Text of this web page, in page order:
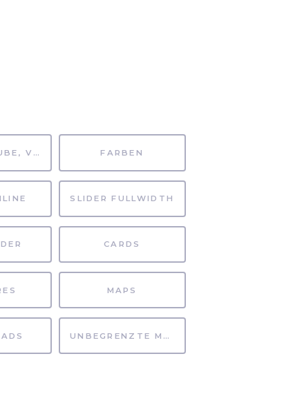
MP4, YOUTUBE, VIMEO FARBEN
SLIDER FULLWIDTH
CARDS
MAPS
UNBEGRENZTE MÖGLICHKEITEN